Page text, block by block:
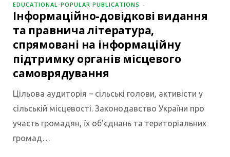
EDUCATIONAL-POPULAR PUBLICATIONS
Інформаційно-довідкові видання
та правнича література,
спрямовані на інформаційну
підтримку органів місцевого
самоврядування
Цільова аудиторія – сільські голови, активісти у
сільській місцевості. Законодавство України про
участь громадян, їх об’єднань та територіальних
громад…